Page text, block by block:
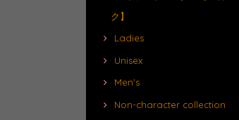
ク】
Ladies
Unisex
Men's
Non-character collection